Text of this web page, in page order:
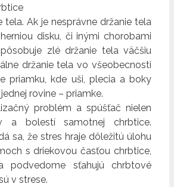
tela. Ak je nesprávne držanie tela
disku, či inými chorobami
zlé držanie tela väčšiu
držanie tela vo všeobecnosti
priamku, kde uši, plecia a boky
rovine – priamke.
problém a spúšťač nielen
a bolestí samotnej chrbtice.
sa, že stres hraje dôležitú úlohu
s driekovou časťou chrbtice,
podvedome sťahujú chrbtové
v strese.